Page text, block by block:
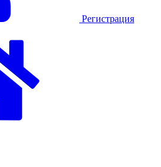
Регистрация